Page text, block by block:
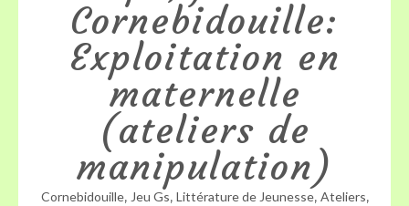
Cornebidouille:
Exploitation en
maternelle
(ateliers de
manipulation)
Cornebidouille, Jeu Gs, Littérature de Jeunesse, Ateliers,